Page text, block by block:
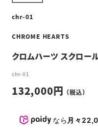
chr-01
CHROME HEARTS
クロムハーツ スクロー
chr-01
132,000
なら 月々